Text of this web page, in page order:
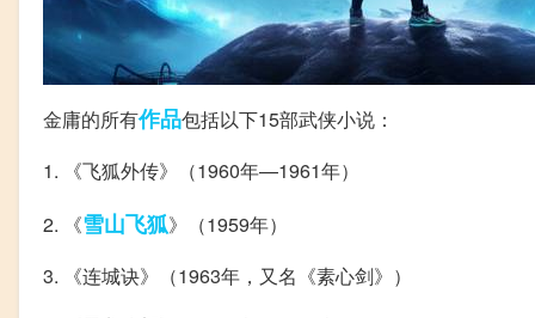
金庸的所有作品包括以下15部武侠小说：
1. 《飞狐外传》（1960年—1961年）
2. 《雪山飞狐》（1959年）
3. 《连城诀》（1963年，又名《素心剑》）